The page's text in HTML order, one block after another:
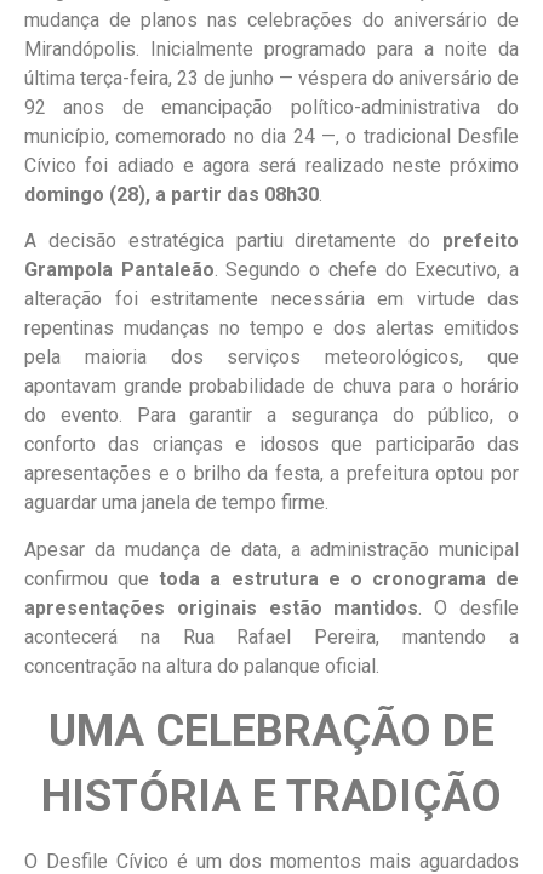
mudança de planos nas celebrações do aniversário de
Mirandópolis. Inicialmente programado para a noite da
última terça-feira, 23 de junho — véspera do aniversário de
92 anos de emancipação político-administrativa do
município, comemorado no dia 24 —, o tradicional Desfile
Cívico foi adiado e agora será realizado neste próximo
domingo (28), a partir das 08h30.
A decisão estratégica partiu diretamente do prefeito
Grampola Pantaleão. Segundo o chefe do Executivo, a
alteração foi estritamente necessária em virtude das
repentinas mudanças no tempo e dos alertas emitidos
pela maioria dos serviços meteorológicos, que
apontavam grande probabilidade de chuva para o horário
do evento. Para garantir a segurança do público, o
conforto das crianças e idosos que participarão das
apresentações e o brilho da festa, a prefeitura optou por
aguardar uma janela de tempo firme.
Apesar da mudança de data, a administração municipal
confirmou quetoda a estrutura e o cronograma de
apresentações originais estão mantidos . O desfile
acontecerá na Rua Rafael Pereira, mantendo a
concentração na altura do palanque oficial.
UMA CELEBRAÇÃO DE
HISTÓRIA E TRADIÇÃO
O Desfile Cívico é um dos momentos mais aguardados